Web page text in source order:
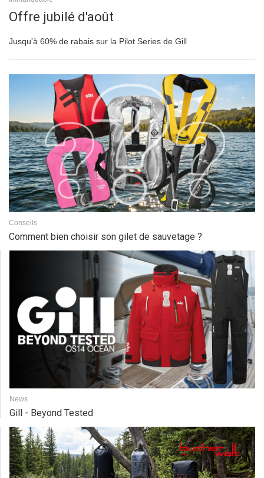
Offre jubilé d'août
Jusqu'à 60% de rabais sur la Pilot Series de Gill
Conseils
Comment bien choisir son gilet de sauvetage ?
News
Gill - Beyond Tested